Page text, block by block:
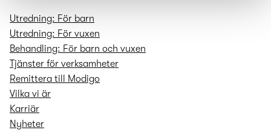
Utredning: För barn
Utredning: För vuxen
Behandling: För barn och vuxen
Tjänster för verksamheter
Remittera till Modigo
Vilka vi är
Karriär
Nyheter